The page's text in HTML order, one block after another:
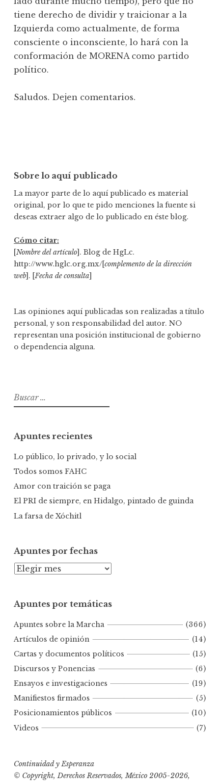
tiene derecho de dividir y traicionar a la
Izquierda como actualmente, de forma
consciente o inconsciente, lo hará con la
conformación de MORENA como partido
político.
Saludos. Dejen comentarios.
Sobre lo aquí publicado
La mayor parte de lo aquí publicado es material
original, por lo que te pido menciones la fuente si
deseas extraer algo de lo publicado en éste blog.
Cómo citar:
Nombre del artículo ]. Blog de HgLc.
http://www.hglc.org.mx/[ complemento de la dirección
web ]. [Fecha de consulta
Las opiniones aquí publicadas son realizadas a título
personal, y son responsabilidad del autor. NO
representan una posición institucional de gobierno
o dependencia alguna.
B
u
a
r
Apuntes recientes
Lo público, lo privado, y lo social
Todos somos FAHC
Amor con traición se paga
El PRI de siempre, en Hidalgo, pintado de guinda
La farsa de Xóchitl
Apuntes por fechas
A
n
e
s
p
f
e
c
a
Apuntes por temáticas
Apuntes sobre la Marcha
(366)
Artículos de opinión
(14)
Cartas y documentos políticos
(15)
Discursos y Ponencias
(6)
Ensayos e investigaciones
(19)
Manifiestos firmados
(5)
Posicionamientos públicos
(10)
Videos
(7)
Continuidad y Esperanza
© Copyright, Derechos Reservados, México 2005-2026,